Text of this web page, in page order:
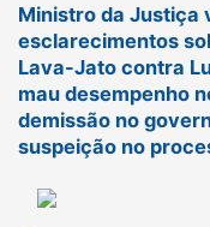
Ministro da Justiça
esclarecimentos
Lava-Jato contra
mau desempenho
demissão no
suspeição no